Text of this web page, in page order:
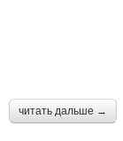
читать дальше →